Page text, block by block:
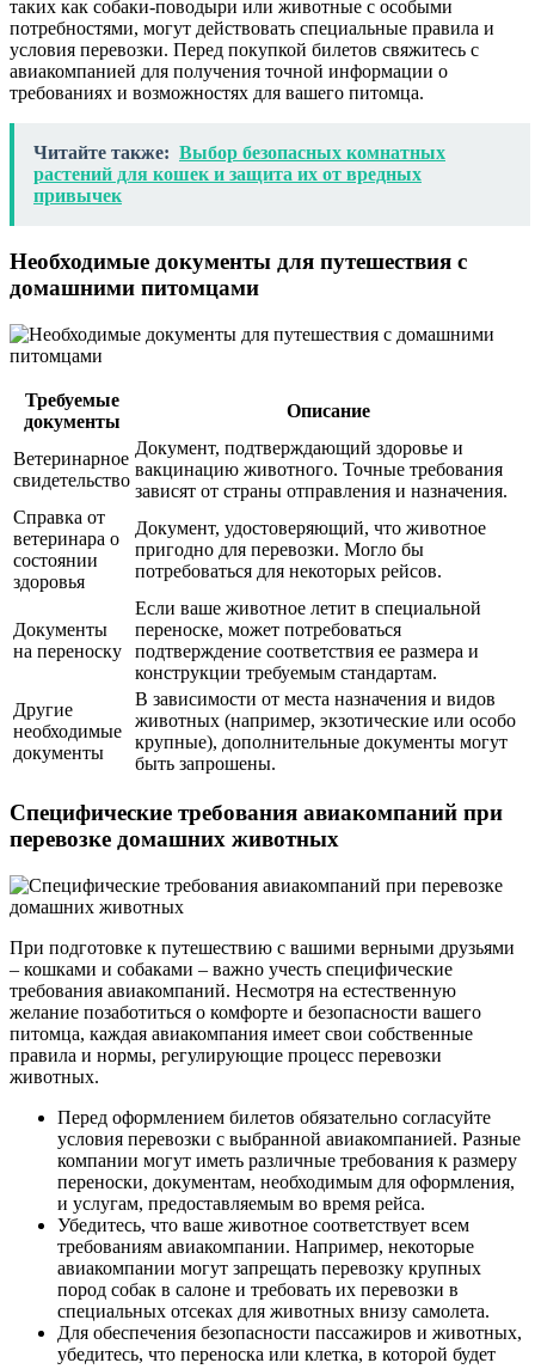
таких как собаки-поводыри или животные с особыми
потребностями, могут действовать специальные правила и
условия перевозки. Перед покупкой билетов свяжитесь с
авиакомпанией для получения точной информации о
требованиях и возможностях для вашего питомца.
Читайте также: Выбор безопасных комнатных
растений для кошек и защита их от вредных
привычек
Необходимые документы для путешествия с
домашними питомцами
Требуемые
документы
Описание
Ветеринарное
свидетельство
Документ, подтверждающий здоровье и
вакцинацию животного. Точные требования
зависят от страны отправления и назначения.
Справка от
ветеринара о
состоянии
здоровья
Документ, удостоверяющий, что животное
пригодно для перевозки. Могло бы
потребоваться для некоторых рейсов.
Документы
на переноску
Если ваше животное летит в специальной
переноске, может потребоваться
подтверждение соответствия ее размера и
конструкции требуемым стандартам.
Другие
необходимые
документы
В зависимости от места назначения и видов
животных (например, экзотические или особо
крупные), дополнительные документы могут
быть запрошены.
Специфические требования авиакомпаний при
перевозке домашних животных
При подготовке к путешествию с вашими верными друзьями
– кошками и собаками – важно учесть специфические
требования авиакомпаний. Несмотря на естественную
желание позаботиться о комфорте и безопасности вашего
питомца, каждая авиакомпания имеет свои собственные
правила и нормы, регулирующие процесс перевозки
животных.
Перед оформлением билетов обязательно согласуйте
условия перевозки с выбранной авиакомпанией. Разные
компании могут иметь различные требования к размеру
переноски, документам, необходимым для оформления,
и услугам, предоставляемым во время рейса.
Убедитесь, что ваше животное соответствует всем
требованиям авиакомпании. Например, некоторые
авиакомпании могут запрещать перевозку крупных
пород собак в салоне и требовать их перевозки в
специальных отсеках для животных внизу самолета.
Для обеспечения безопасности пассажиров и животных,
убедитесь, что переноска или клетка, в которой будет